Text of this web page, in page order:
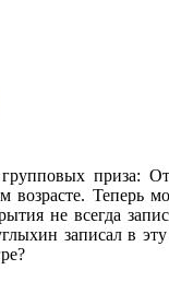
приза:
Теперь
не всегда
записал в